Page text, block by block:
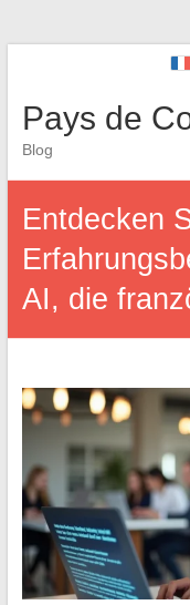
Pays de
Blog
Entdecken
AI, die